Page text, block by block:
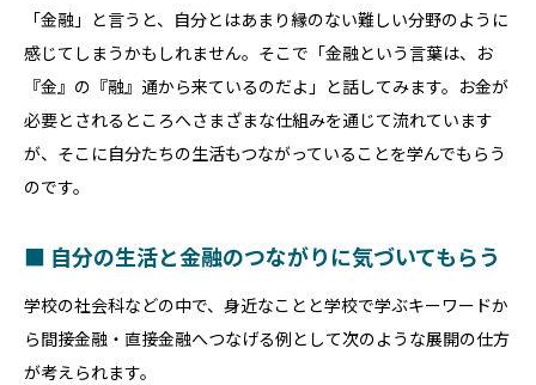
「金融」と言うと、自分とはあまり縁のない難しい分野のように
感じてしまうかもしれません。そこで「金融という言葉は、お
『金』の『融』通から来ているのだよ」と話してみます。お金が
必要とされるところへさまざまな仕組みを通じて流れています
が、そこに自分たちの生活もつながっていることを学んでもらう
のです。
■ 自分の生活と金融のつながりに気づいてもらう
学校の社会科などの中で、身近なことと学校で学ぶキーワードか
ら間接金融・直接金融へつなげる例として次のような展開の仕方
が考えられます。